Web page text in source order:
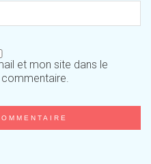
et mon site dans le